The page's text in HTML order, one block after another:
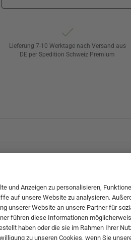
Lieferung 7-10 Werktage nach Versand aus
DE per Spedition Schweiz Premium